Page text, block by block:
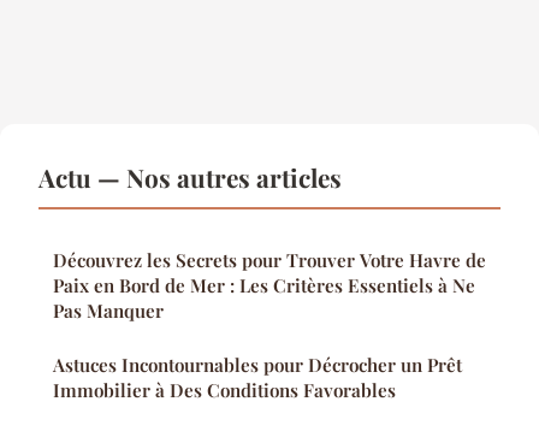
Actu — Nos autres articles
Découvrez les Secrets pour Trouver Votre Havre de
Paix en Bord de Mer : Les Critères Essentiels à Ne
Pas Manquer
Astuces Incontournables pour Décrocher un Prêt
Immobilier à Des Conditions Favorables